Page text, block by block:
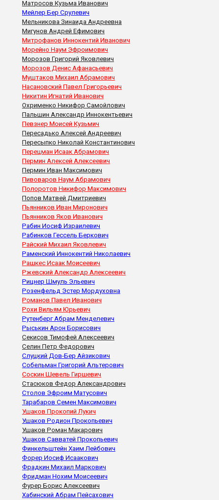
Матросов Кузьма Иванович
Мейлер Бер Срулевич
Мельникова Зинаида Андреевна
Мигунов Андрей Ефимович
Митрофанов Иннокентий Иванович
Морейно Наум Эфроимович
Морозов Григорий Яковлевич
Морозов Денис Афанасьевич
Муштаков Михаил Абрамович
Насановский Павел Григорьевич
Никитин Игнатий Иванович
Охрименко Никифор Самойлович
Пальшин Александр Иннокентьевич
Певзнер Моисей Кузьмич
Пересадько Алексей Андреевич
Пересыпко Николай Константинович
Перецман Исаак Абрамович
Пермин Алексей Алексеевич
Пермин Иван Максимович
Пивоваров Наум Абрамович
Полоротов Никифор Максимович
Попов Матвей Дмитриевич
Пьянников Иван Миронович
Пьянников Яков Иванович
Рабин Иосиф Израилевич
Рабинков Гессель Беркович
Райский Михаил Яковлевич
Раменский Иннокентий Николаевич
Рашкес Исаак Моисеевич
Ржевский Александр Алексеевич
Рицнер Шмуль Эльевич
Розенфельд Эстер Мордуховна
Романов Павел Иванович
Рохи Вильям Юрьевич
Рутенберг Абрам Менделевич
Рыськин Арон Борисович
Секисов Тимофей Алексеевич
Селин Петр Федорович
Слуцкий Дов-Бер Айзикович
Собельман Григорий Альтерович
Соскин Шевель Гиршевич
Стасюков Федор Александрович
Столов Эфроим Матусович
Тарабаров Семен Максимович
Ушаков Прокопий Лукич
Ушаков Родион Прокопьевич
Ушаков Роман Макарович
Ушаков Савватей Прокопьевич
Финкельштейн Хаим Лейбович
Форер Иосиф Исаакович
Фрадкин Михаил Маркович
Фридман Нохим Моисеевич
Фурер Борис Алексеевич
Хабинский Абрам Пейсахович